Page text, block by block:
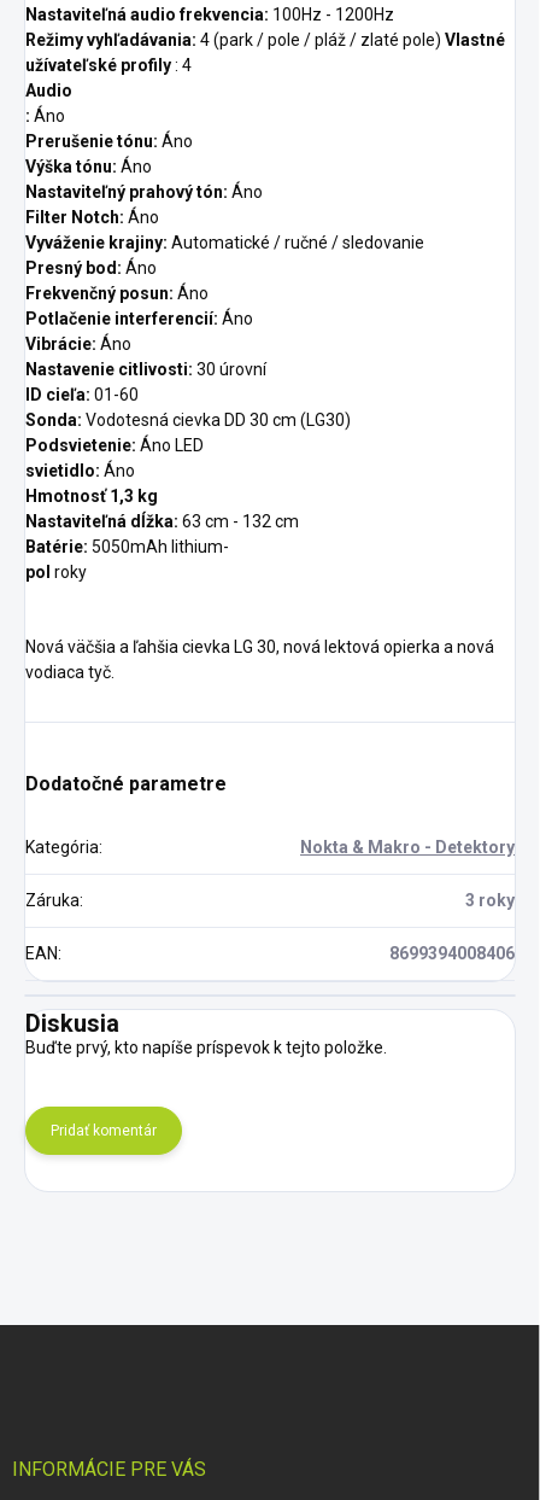
Nastaviteľná audio frekvencia: 100Hz - 1200Hz
Režimy vyhľadávania: 4 (park / pole / pláž / zlaté pole) Vlastné
užívateľské profily: 4
Audio
: Áno
Prerušenie tónu: Áno
Výška tónu: Áno
Nastaviteľný prahový tón: Áno
Filter Notch: Áno
Vyváženie krajiny: Automatické / ručné / sledovanie
Presný bod: Áno
Frekvenčný posun: Áno
Potlačenie interferencií: Áno
Vibrácie: Áno
Nastavenie citlivosti: 30 úrovní
ID cieľa: 01-60
Sonda: Vodotesná cievka DD 30 cm (LG30)
Podsvietenie: Áno LED
svietidlo: Áno
Hmotnosť 1,3 kg
Nastaviteľná dĺžka: 63 cm - 132 cm
Batérie: 5050mAh lithium-
pol roky
Nová väčšia a ľahšia cievka LG 30, nová lektová opierka a nová
vodiaca tyč.
Dodatočné parametre
Kategória: Nokta & Makro - Detektory
Záruka: 3 roky
EAN: 8699394008406
Diskusia
Buďte prvý, kto napíše príspevok k tejto položke.
Pridať komentár
INFORMÁCIE PRE VÁS